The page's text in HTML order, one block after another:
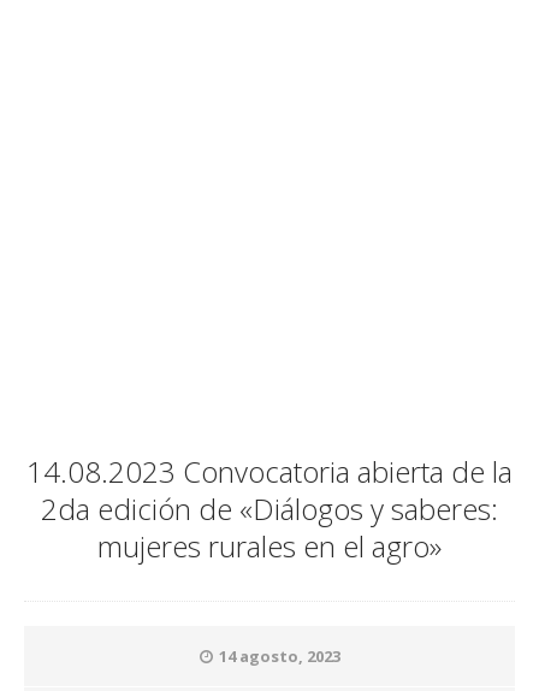
14.08.2023 Convocatoria abierta de la
2da edición de «Diálogos y saberes:
mujeres rurales en el agro»
14 agosto, 2023